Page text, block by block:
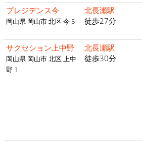
プレジデンス今
岡山県 岡山市 北区 今 5
北長瀬駅
徒歩27分
サクセション上中野
岡山県 岡山市 北区 上中
野 1
北長瀬駅
徒歩30分